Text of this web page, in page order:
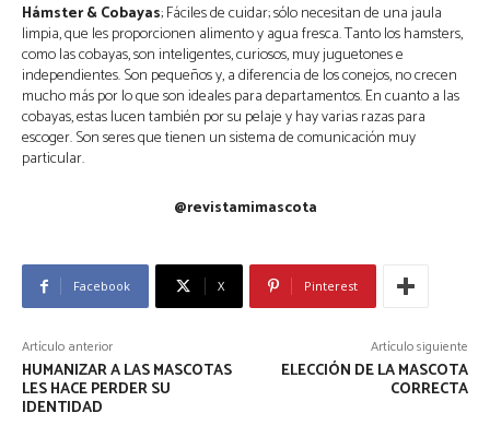
Hámster & Cobayas; Fáciles de cuidar; sólo necesitan de una jaula
limpia, que les proporcionen alimento y agua fresca. Tanto los hamsters,
como las cobayas, son inteligentes, curiosos, muy juguetones e
independientes. Son pequeños y, a diferencia de los conejos, no crecen
mucho más por lo que son ideales para departamentos. En cuanto a las
cobayas, estas lucen también por su pelaje y hay varias razas para
escoger. Son seres que tienen un sistema de comunicación muy
particular.
@revistamimascota
Facebook X Pinterest
Artículo anterior
HUMANIZAR A LAS MASCOTAS
LES HACE PERDER SU
IDENTIDAD
Artículo siguiente
ELECCIÓN DE LA MASCOTA
CORRECTA